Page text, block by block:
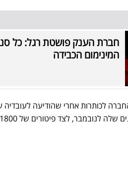
חברת הענק פושטת רגל: כל
המינימום הכבידה